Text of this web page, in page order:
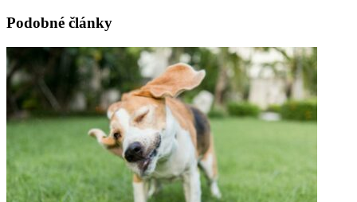
Podobné články